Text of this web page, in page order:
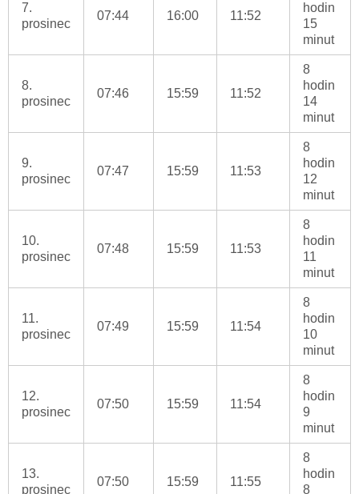
7.
prosinec
07:44 16:00 11:52
hodin
15
minut
8.
prosinec
07:46 15:59 11:52
8
hodin
14
minut
9.
prosinec
07:47 15:59 11:53
8
hodin
12
minut
10.
prosinec
07:48 15:59 11:53
8
hodin
11
minut
11.
prosinec
07:49 15:59 11:54
8
hodin
10
minut
12.
prosinec
07:50 15:59 11:54
8
hodin
9
minut
13.
prosinec
07:50 15:59 11:55
8
hodin
8